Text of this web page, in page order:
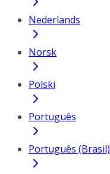
Nederlands
Norsk
Polski
Português
Português (Brasil)